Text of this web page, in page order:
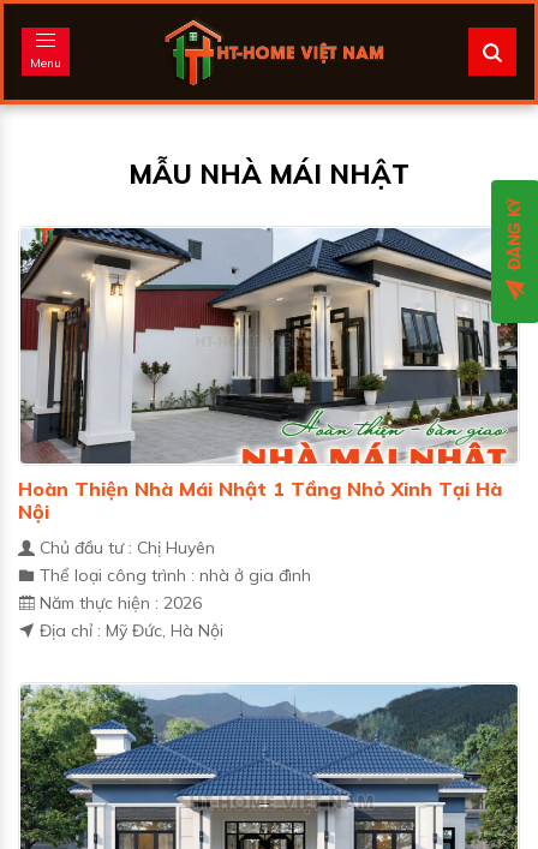
Menu
MẪU NHÀ MÁI NHẬT
Hoàn Thiện Nhà Mái Nhật 1 Tầng Nhỏ Xinh Tại Hà
Nội
Chủ đầu tư : Chị Huyên
Thể loại công trình : nhà ở gia đình
Năm thực hiện : 2026
Địa chỉ : Mỹ Đức, Hà Nội